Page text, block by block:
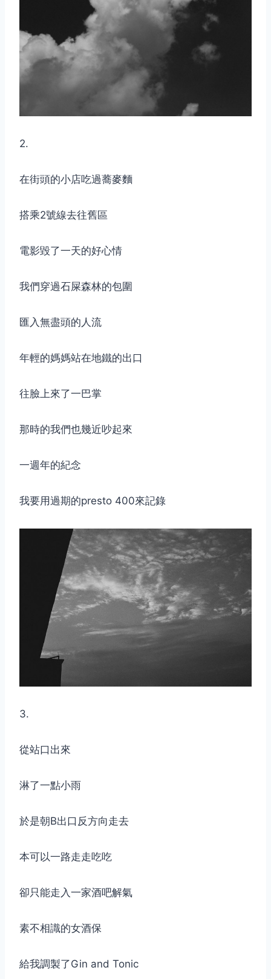
2.
在街頭的小店吃過蕎麥麵
搭乘2號線去往舊區
電影毀了一天的好心情
我們穿過石屎森林的包圍
匯入無盡頭的人流
年輕的媽媽站在地鐵的出口
往臉上來了一巴掌
那時的我們也幾近吵起來
一週年的紀念
我要用過期的presto 400來記錄
3.
從站口出來
淋了一點小雨
於是朝B出口反方向走去
本可以一路走走吃吃
卻只能走入一家酒吧解氣
素不相識的女酒保
給我調製了Gin and Tonic